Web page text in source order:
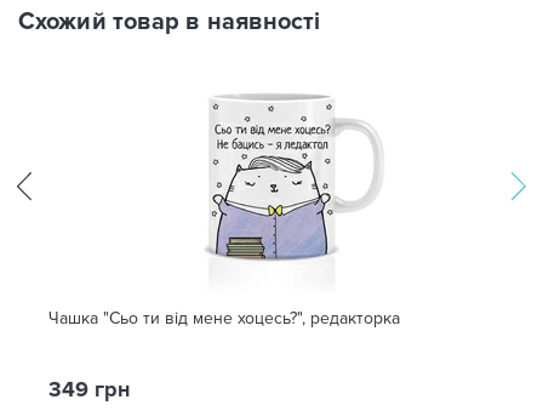
Схожий товар в наявності
Чашка "Сьо ти від мене хоцесь?", редакторка
349 грн